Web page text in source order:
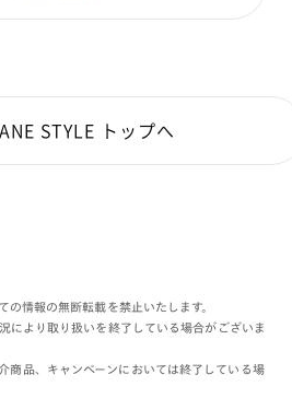
STYLE トップへ
情報の無断転載を禁止いたします。
により取り扱いを終了している場合がございま
商品、キャンペーンにおいては終了している場